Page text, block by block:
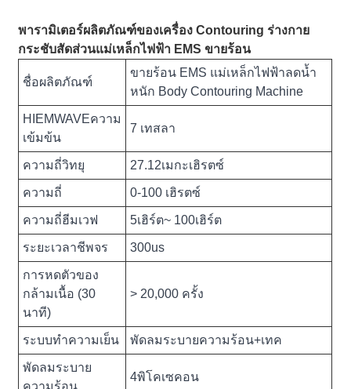
พารามิเตอร์ผลิตภัณฑ์ของเครื่อง Contouring ร่างกาย
กระชับสัดส่วนแม่เหล็กไฟฟ้า EMS ขายร้อน
ชื่อผลิตภัณฑ์
ขายร้อน EMS แม่เหล็กไฟฟ้าลดน้ำ
หนัก Body Contouring Machine
HIEMWAVEความ
เข้มข้น
7 เทสลา
ความถี่วิทยุ 27.12เมกะเฮิรตซ์
ความถี่ 0-100 เฮิรตซ์
ความถี่ฮีมเวฟ 5เฮิร์ต~ 100เฮิร์ต
ระยะเวลาชีพจร 300us
การหดตัวของ
กล้ามเนื้อ (30
นาที)
> 20,000 ครั้ง
ระบบทำความเย็น พัดลมระบายความร้อน+เทค
พัดลมระบาย
ความร้อน
4พิโคเซคอน